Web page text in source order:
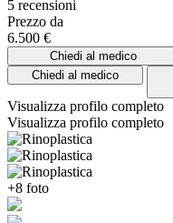
5 recensioni
Prezzo da
6.500 €
Chiedi al medico
Chiedi al medico
Visualizza profilo completo
Visualizza profilo completo
+8 foto